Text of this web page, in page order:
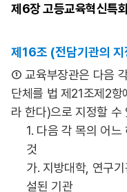
제6장고등교육혁신특
제16조 (전담기관의
① 교육부장관은 다음
단체를 법 제21조제2항
라 한다)으로 지정할 수
1. 다음 각 목의 어
것
가. 지방대학, 연구
설된 기관